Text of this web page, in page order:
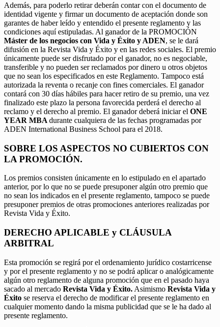
Además, para poderlo retirar deberán contar con el documento de
identidad vigente y firmar un documento de aceptación donde son
garantes de haber leído y entendido el presente reglamento y las
condiciones aquí estipuladas. Al ganador de la PROMOCIÓN
Máster de los negocios con Vida y Éxito y ADEN, se le dará
difusión en la Revista Vida y Éxito y en las redes sociales. El premio
únicamente puede ser disfrutado por el ganador, no es negociable,
transferible y no pueden ser reclamados por dinero u otros objetos
que no sean los especificados en este Reglamento. Tampoco está
autorizada la reventa o recanje con fines comerciales. El ganador
contará con 30 días hábiles para hacer retiro de su premio, una vez
finalizado este plazo la persona favorecida perderá el derecho al
reclamo y el derecho al premio. El ganador deberá iniciar el ONE
YEAR MBA durante cualquiera de las fechas programadas por
ADEN International Business School para el 2018.
SOBRE LOS ASPECTOS NO CUBIERTOS CON
LA PROMOCIÓN.
Los premios consisten únicamente en lo estipulado en el apartado
anterior, por lo que no se puede presuponer algún otro premio que
no sean los indicados en el presente reglamento, tampoco se puede
presuponer premios de otras promociones anteriores realizadas por
Revista Vida y Éxito.
DERECHO APLICABLE y CLÁUSULA
ARBITRAL
Esta promoción se regirá por el ordenamiento jurídico costarricense
y por el presente reglamento y no se podrá aplicar o analógicamente
algún otro reglamento de alguna promoción que en el pasado haya
sacado al mercado Revista Vida y Éxito. Asimismo Revista Vida y
Éxito se reserva el derecho de modificar el presente reglamento en
cualquier momento dando la misma publicidad que se le ha dado al
presente reglamento.